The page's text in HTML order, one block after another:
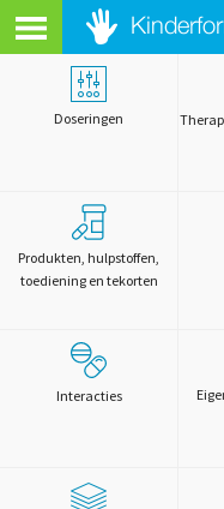
Doseringen
Produkten, hulpstoffen,
toediening en tekorten
Interacties